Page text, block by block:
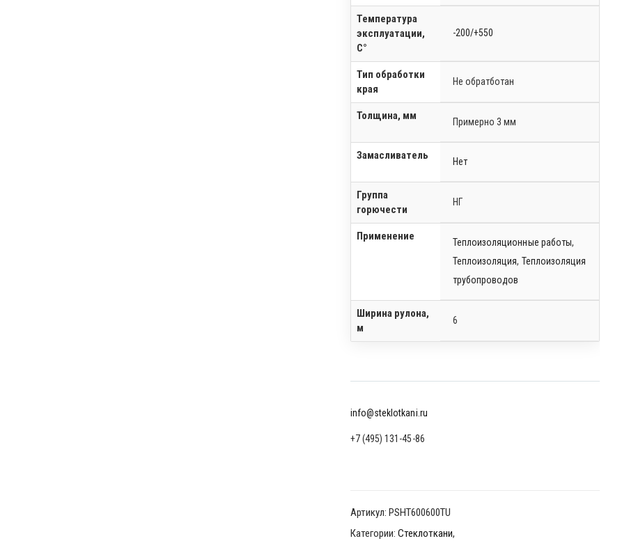
Температура
эксплуатации,
C°
-200/+550
Тип обработки
края
Не обратботан
Толщина, мм Примерно 3 мм
Замасливатель Нет
Группа
горючести
НГ
Применение Теплоизоляционные работы,
Теплоизоляция, Теплоизоляция
трубопроводов
Ширина рулона,
м
6
info@steklotkani.ru
+7 (495) 131-45-86
Артикул: PSHT600600TU
Категории: Стеклоткани,